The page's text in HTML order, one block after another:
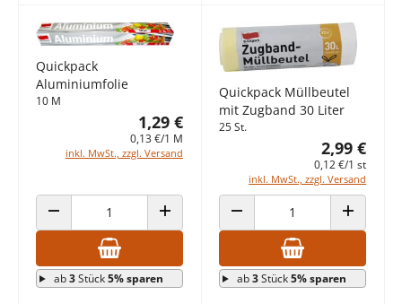
Quickpack
Aluminiumfolie
10 M
1,29 €
0,13 €/1 M
inkl. MwSt., zzgl. Versand
ANZAHL VERRINGERN ANZAHL ERHÖHEN
ab3Stück5% sparen
Quickpack Müllbeutel
mit Zugband 30 Liter
25 St.
2,99 €
0,12 €/1 st
inkl. MwSt., zzgl. Versand
ANZAHL VERRINGERN ANZAHL
ab3Stück5% sparen